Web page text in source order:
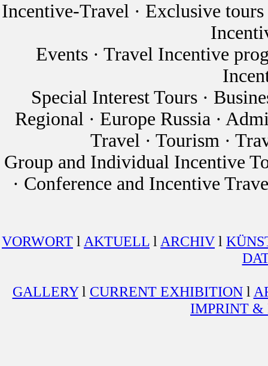
Incentive-Travel · Exclusive tours
Events · Travel Incentive
Special Interest Tours ·
Regional · Europe Russia ·
Travel · Tourism ·
Group and Individual Incentive
· Conference and Incentive
VORWORT l AKTUELL l ARCHIV l
GALLERYl CURRENT EXHIBITIONl
IMPRINT &